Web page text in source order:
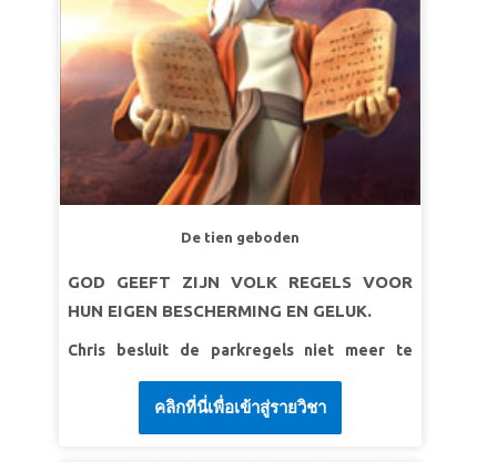
LES 1: GOD BEGRIJPT HET
SuperWaarheid: God ziet, hoort en begrijpt
mij.
SuperVers:“Ik heb waarlijk de onderdrukking
gezien van Mijn volk dat in Egypte is, en Ik heb
hun geroep gehoord vanwege hun opzichter,
want Ik ken hun smarten.”Exodus 3:7
LES 2: GOD IS MIJN KRACHT
SuperWaarheid:God zal mijn zwakte
overwinnen.
zo goed met woorden.’ ... Toen vroeg de HEER
aan Mozes: ‘Wie maakt iemands mond? ... Ben ik
het niet, de HEER? Ga nu! Ik zal bij u zijn terwijl u
De tien geboden
GOD GEEFT ZIJN VOLK REGELS VOOR
HUN EIGEN BESCHERMING EN GELUK.
Chris besluit de parkregels niet meer te
volgen en leidt Joy en Gizmo in een
gevaarlijke grot - waar ze verdwalen!
Superbook vervoert hen naar de
คลิกที่นี่เพื่อเข้าสู่รายวิชา